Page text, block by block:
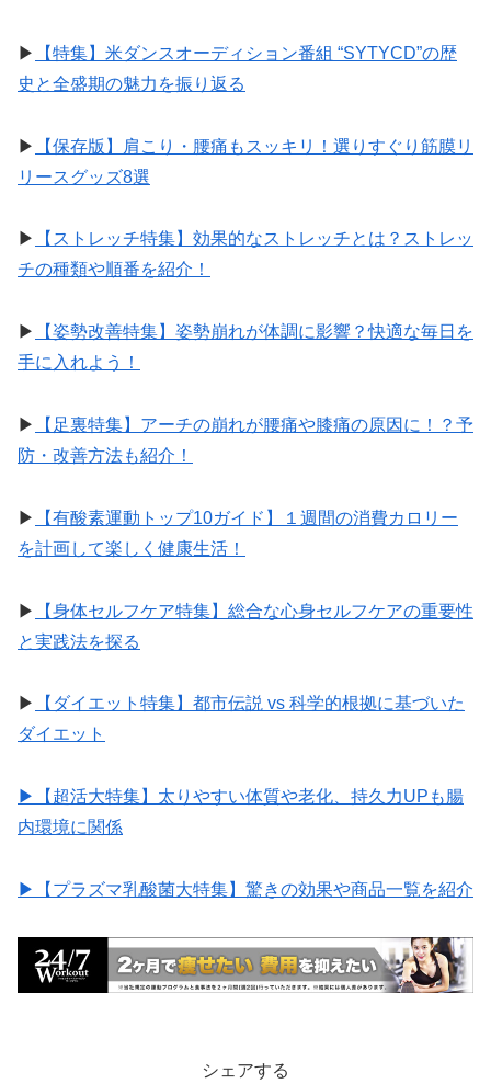
▶︎
【特集】米ダンスオーディション番組 “SYTYCD”の歴
史と全盛期の魅力を振り返る
▶︎
【保存版】肩こり・腰痛もスッキリ！選りすぐり筋膜リ
リースグッズ8選
▶︎
【ストレッチ特集】効果的なストレッチとは？ストレッ
チの種類や順番を紹介！
▶︎
【姿勢改善特集】姿勢崩れが体調に影響？快適な毎日を
手に入れよう！
▶︎
【足裏特集】アーチの崩れが腰痛や膝痛の原因に！？予
防・改善方法も紹介！
▶︎
【有酸素運動トップ10ガイド】１週間の消費カロリー
を計画して楽しく健康生活！
▶︎
【身体セルフケア特集】総合な心身セルフケアの重要性
と実践法を探る
▶︎
【ダイエット特集】都市伝説 vs 科学的根拠に基づいた
ダイエット
▶︎【超活大特集】太りやすい体質や老化、持久力UPも腸
内環境に関係
▶︎【プラズマ乳酸菌大特集】驚きの効果や商品一覧を紹介
シェアする